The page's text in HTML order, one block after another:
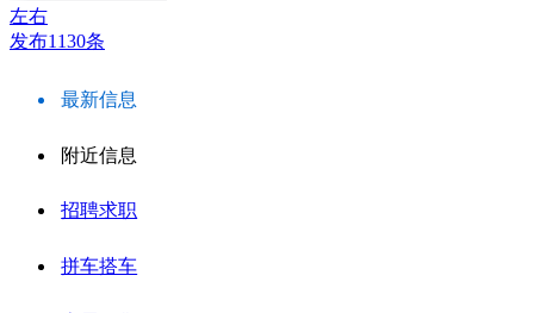
左右
发布1130条
最新信息
附近信息
招聘求职
拼车搭车